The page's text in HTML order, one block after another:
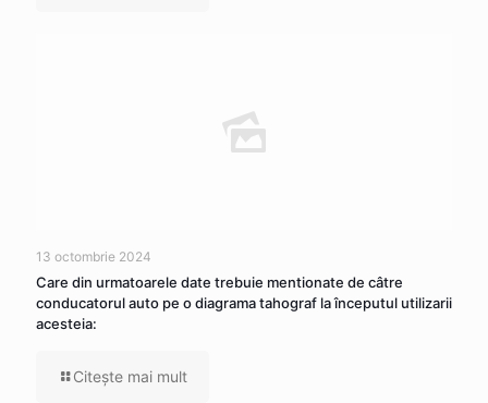
13 octombrie 2024
Care din urmatoarele date trebuie mentionate de câtre
conducatorul auto pe o diagrama tahograf la începutul utilizarii
acesteia:
Citeşte mai mult